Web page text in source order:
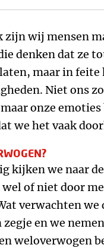
wij mensen
denken dat ze
maar in feite
Niet ons
onze
we het vaak
kijken we naar
wel of niet door
verwachten
en we
weloverwogen